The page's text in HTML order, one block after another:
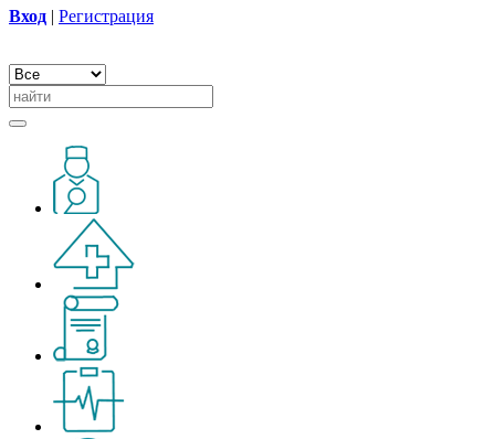
Вход | Регистрация